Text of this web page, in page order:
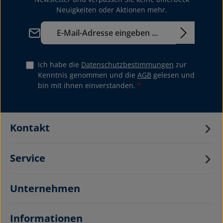
Neuigkeiten oder Aktionen mehr.
E-Mail-Adresse*
Ich habe die Datenschutzbestimmungen zur
Kenntnis genommen und die AGB gelesen und
bin mit ihnen einverstanden. *
Kontakt
Service
Unternehmen
Informationen